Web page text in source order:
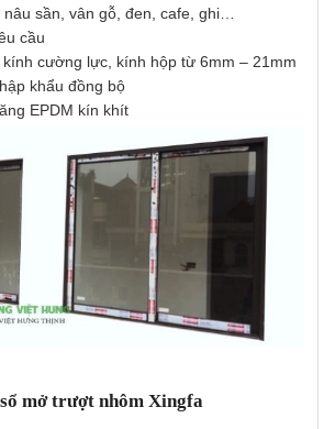
sần, vân gỗ, đen, cafe, ghi…
cầu
cường lực, kính hộp từ 6mm – 21mm
khẩu đồng bộ
EPDM kín khít
mở trượt nhôm Xingfa